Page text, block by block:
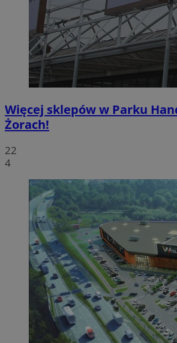
Więcej sklepów w Parku
Żorach!
22
4